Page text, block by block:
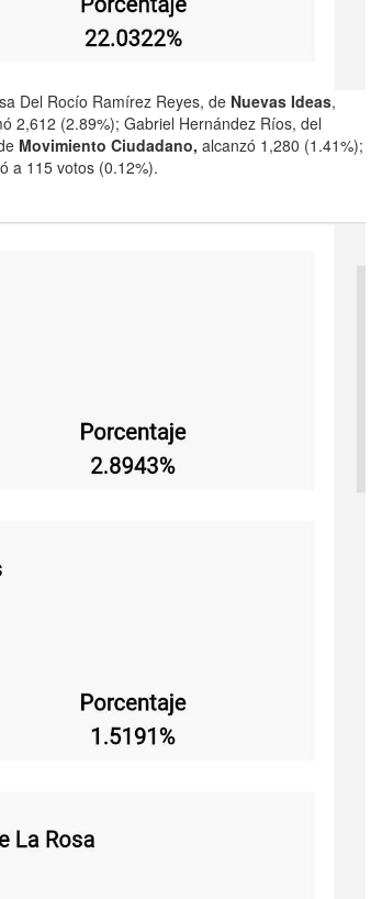
Del Rocío Ramírez Reyes, de Nuevas Ideas,
2,612 (2.89%); Gabriel Hernández Ríos, del
Movimiento Ciudadano, alcanzó 1,280 (1.41%);
a 115 votos (0.12%).